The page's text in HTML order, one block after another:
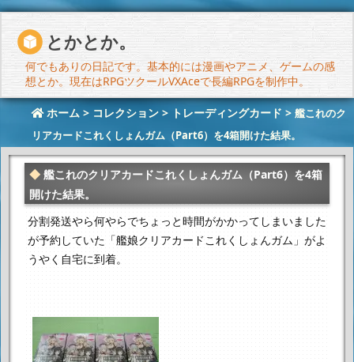
とかとか。
何でもありの日記です。基本的には漫画やアニメ、ゲームの感
想とか。現在はRPGツクールVXAceで長編RPGを制作中。
ホーム > コレクション > トレーディングカード > 艦これのク
リアカードこれくしょんガム（Part6）を4箱開けた結果。
艦これのクリアカードこれくしょんガム（Part6）を4箱
開けた結果。
分割発送やら何やらでちょっと時間がかかってしまいました
が予約していた「艦娘クリアカードこれくしょんガム」がよ
うやく自宅に到着。